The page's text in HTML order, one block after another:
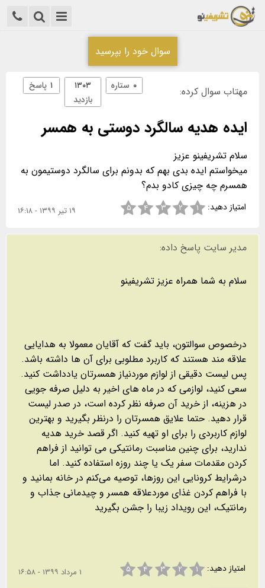
سوال خود را بپرسید
مهتاب سوال کرده: ۱ پاسخ
۱۳۰۳
بازدید
۰ ستاره
ایده هدیه سالگرد دوستی به همسر
میخواستم ایده بدی بهم که بدونم برای سالگرد دوستیمون به
همسرم چه چیزی کادو بدم؟
امتیاز دهید: ۱ ۲ ۳ ۴ ۵ ۱۹ تیر ۱۳۹۹ - ۱۶:۱۸
مدیر سایت پاسخ داده:
سلام به شما همراه عزیز تشریفینو
درخصوص سوالتون، باید گفت که آقایان معمولا به هدایایی
علاقه مند هستند که کاربرد مطلوبی برای آن ها داشته باشد.
پس لیست دقیقی از لوازم موردنیاز همسرتان یادداشت کنید.
سعی کنید، لوازمی که در ماه های اخیر به دلیل صرفه جویی
در هزینه، از خرید آن صرفه نظر کرده است، در صدر لیست
قرار دهید. حتما علایق همسرتان را درنظر بگیرید و بهترین
لوازم کاربردی را برای او تهیه کنید. اگر قصد خرید هدیه
ندارید، برای چنین مناسبت رمانتیکی می توانید از فراهم
کردن مقدمات سفر یک یا چند روزه استفاده کنید. اما
درشرایط کرونایی این روزها، توصیه می‌کنم در خانه بمانید و
با فراهم کردن غذای موردعلاقه همسر و چیدمانی جذاب و
رمانتیک، این رویداد زیبا را جشن بگیرید
امتیاز دهید: ۱ ۲ ۳ ۴ ۵ ۱ مرداد ۱۳۹۹ - ۱۶:۵۸